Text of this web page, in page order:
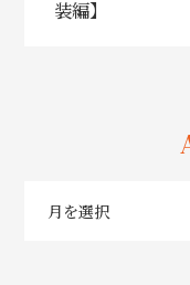
装編】